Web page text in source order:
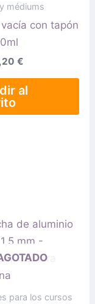
médiums
con tapón
€.
€
1,20 €.
al
para los cursos